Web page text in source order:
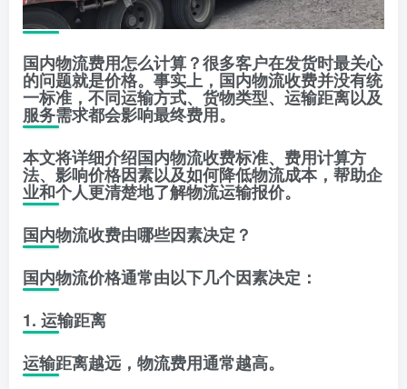
国内物流费用怎么计算？很多客户在发货时最关心
的问题就是价格。事实上，国内物流收费并没有统
一标准，不同运输方式、货物类型、运输距离以及
服务需求都会影响最终费用。
本文将详细介绍国内物流收费标准、费用计算方
法、影响价格因素以及如何降低物流成本，帮助企
业和个人更清楚地了解物流运输报价。
国内物流收费由哪些因素决定？
国内物流价格通常由以下几个因素决定：
1. 运输距离
运输距离越远，物流费用通常越高。